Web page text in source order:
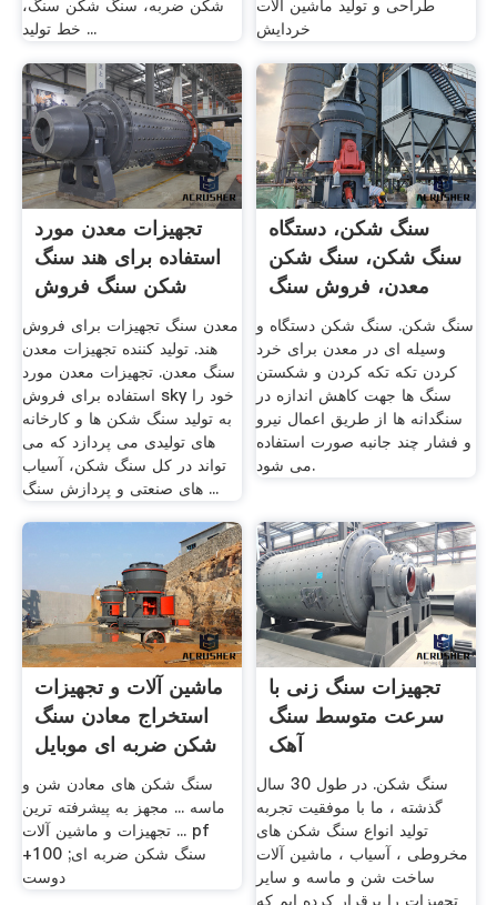
شکن ضربه، سنگ شکن سنگ،
خط تولید ...
طراحی و توليد ماشين آلات
خردايش
تجهیزات معدن مورد
استفاده برای هند سنگ
شکن سنگ فروش
معدن سنگ تجهیزات برای فروش
هند. تولید کننده تجهیزات معدن
سنگ معدن. تجهیزات معدن مورد
استفاده برای فروش sky خود را
به تولید سنگ شکن ها و کارخانه
های تولیدی می پردازد که می
تواند در کل سنگ شکن، آسیاب
های صنعتی و پردازش سنگ ...
سنگ شکن، دستگاه
سنگ شکن، سنگ شکن
معدن، فروش سنگ
شکن، خرید ...
سنگ شکن. سنگ شکن دستگاه و
وسیله ای در معدن برای خرد
کردن تکه تکه کردن و شکستن
سنگ ها جهت کاهش اندازه در
سنگدانه ها از طریق اعمال نیرو
و فشار چند جانبه صورت استفاده
می شود.
ماشین آلات و تجهیزات
استخراج معادن سنگ
شکن ضربه ای موبایل
سنگ شکن های معادن شن و
ماسه ... مجهز به پیشرفته ترین
تجهیزات و ماشین آلات ... pf
سنگ شکن ضربه ای; 100+
دوست
تجهیزات سنگ زنی با
سرعت متوسط سنگ
آهک
سنگ شکن. در طول 30 سال
گذشته ، ما با موفقیت تجربه
تولید انواع سنگ شکن های
مخروطی ، آسیاب ، ماشین آلات
ساخت شن و ماسه و سایر
تجهیزات را برقرار کرده ایم که